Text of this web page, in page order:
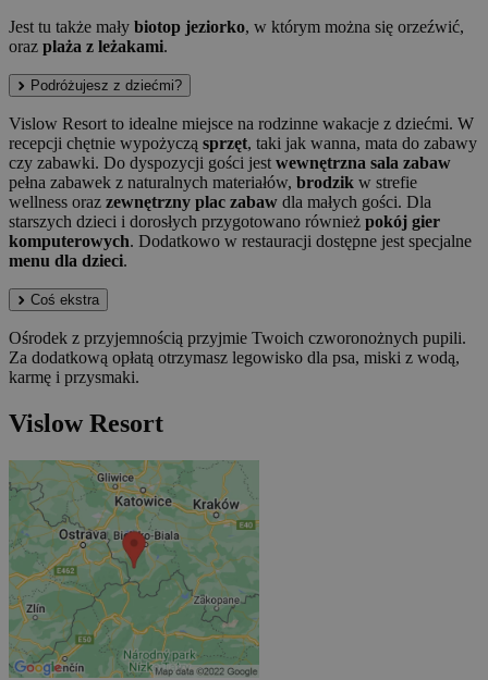
Jest tu także mały biotop jeziorko, w którym można się orzeźwić,
oraz plaża z leżakami.
Podróżujesz z dziećmi?
Vislow Resort to idealne miejsce na rodzinne wakacje z dziećmi. W
recepcji chętnie wypożyczą sprzęt, taki jak wanna, mata do zabawy
czy zabawki. Do dyspozycji gości jest wewnętrzna sala zabaw
pełna zabawek z naturalnych materiałów, brodzik w strefie
wellness oraz zewnętrzny plac zabaw dla małych gości. Dla
starszych dzieci i dorosłych przygotowano również pokój gier
komputerowych. Dodatkowo w restauracji dostępne jest specjalne
menu dla dzieci.
Coś ekstra
Ośrodek z przyjemnością przyjmie Twoich czworonożnych pupili.
Za dodatkową opłatą otrzymasz legowisko dla psa, miski z wodą,
karmę i przysmaki.
Vislow Resort